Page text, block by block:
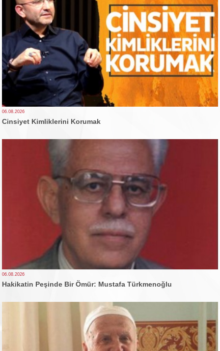
06.08.2026
Cinsiyet Kimliklerini Korumak
06.08.2026
Hakikatin Peşinde Bir Ömür: Mustafa Türkmenoğlu